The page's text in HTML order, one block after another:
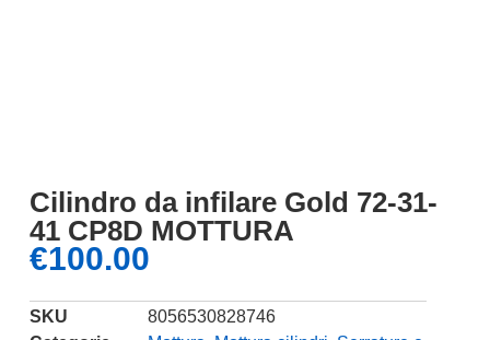
Cilindro da infilare Gold 72-31-
41 CP8D MOTTURA
€100.00
SKU
8056530828746